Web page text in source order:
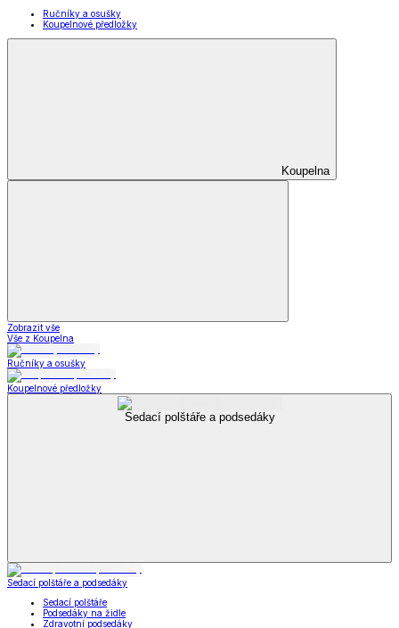
Ručníky a osušky
Koupelnové předložky
Koupelna
Zobrazit vše
Vše z Koupelna
Ručníky a osušky
Koupelnové předložky
Sedací polštáře a podsedáky
Sedací polštáře a podsedáky
Sedací polštáře
Podsedáky na židle
Zdravotní podsedáky